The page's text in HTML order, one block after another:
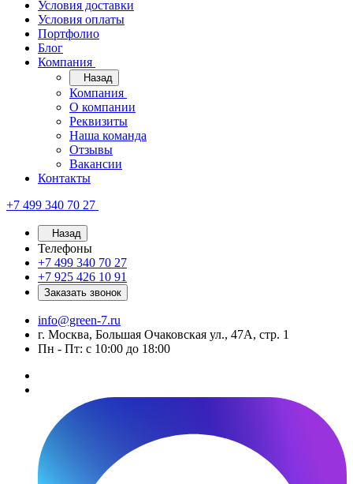
Условия доставки
Условия оплаты
Портфолио
Блог
Компания
Назад
Компания
О компании
Реквизиты
Наша команда
Отзывы
Вакансии
Контакты
+7 499 340 70 27
Назад
Телефоны
+7 499 340 70 27
+7 925 426 10 91
Заказать звонок
info@green-7.ru
г. Москва, Большая Очаковская ул., 47А, стр. 1
Пн - Пт: с 10:00 до 18:00